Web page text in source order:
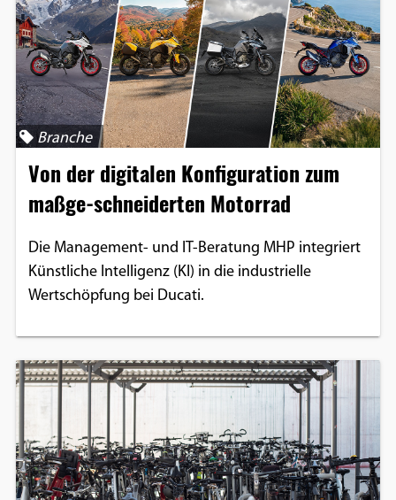
Branche
Von der digitalen Konfiguration zum
maßge-schneiderten Motorrad
Die Management- und IT-Beratung MHP integriert
Künstliche Intelligenz (KI) in die industrielle
Wertschöpfung bei Ducati.